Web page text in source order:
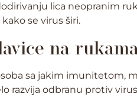
lica neopranim
se virus širi.
na
sa jakim imunitetom,
razvija odbranu protiv